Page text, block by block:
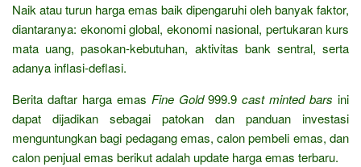
Naik atau turun harga emas baik dipengaruhi oleh banyak faktor,
diantaranya: ekonomi global, ekonomi nasional, pertukaran kurs
mata uang, pasokan-kebutuhan, aktivitas bank sentral, serta
adanya inflasi-deflasi.
Berita daftar harga emas Fine Gold999.9cast minted barsini
dapat dijadikan sebagai patokan dan panduan investasi
menguntungkan bagi pedagang emas, calon pembeli emas, dan
calon penjual emas berikut adalah update harga emas terbaru.